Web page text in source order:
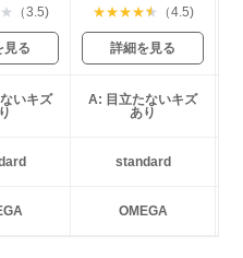
★ （3.5)
見る
★★★★★ （4.5)
詳細を見る
いキズ
A: 目立たないキズ
あり
standard
OMEGA